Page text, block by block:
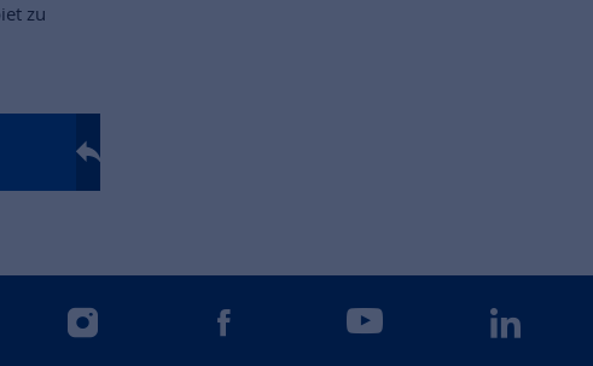
zu
instagramfacebook youtube linkedin